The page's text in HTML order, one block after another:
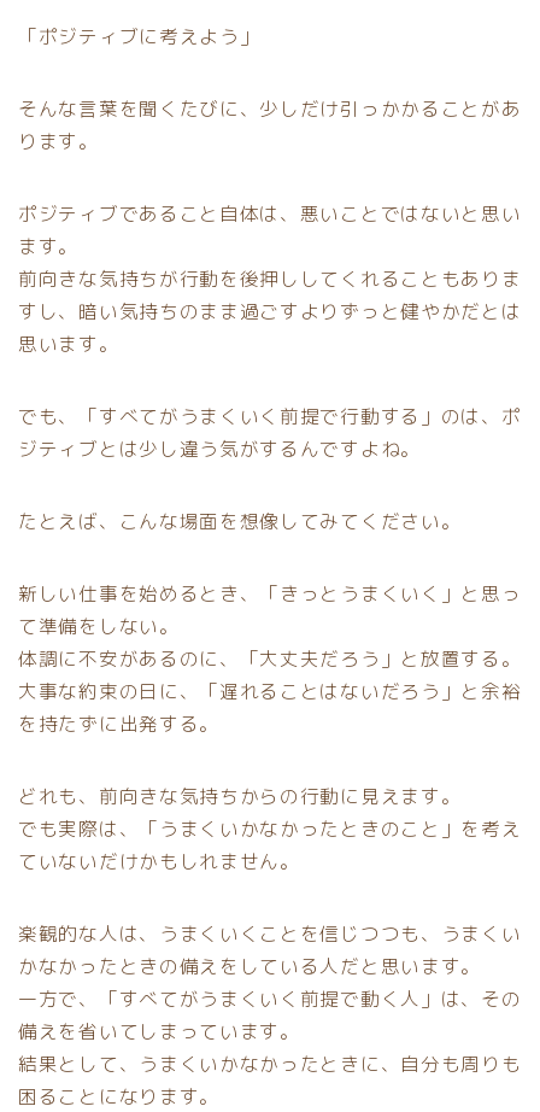
「ポジティブに考えよう」
そんな言葉を聞くたびに、少しだけ引っかかることがあ
ります。
ポジティブであること自体は、悪いことではないと思い
ます。
前向きな気持ちが行動を後押ししてくれることもありま
すし、暗い気持ちのまま過ごすよりずっと健やかだとは
思います。
でも、「すべてがうまくいく前提で行動する」のは、ポ
ジティブとは少し違う気がするんですよね。
たとえば、こんな場面を想像してみてください。
新しい仕事を始めるとき、「きっとうまくいく」と思っ
て準備をしない。
体調に不安があるのに、「大丈夫だろう」と放置する。
大事な約束の日に、「遅れることはないだろう」と余裕
を持たずに出発する。
どれも、前向きな気持ちからの行動に見えます。
でも実際は、「うまくいかなかったときのこと」を考え
ていないだけかもしれません。
楽観的な人は、うまくいくことを信じつつも、うまくい
かなかったときの備えをしている人だと思います。
一方で、「すべてがうまくいく前提で動く人」は、その
備えを省いてしまっています。
結果として、うまくいかなかったときに、自分も周りも
困ることになります。